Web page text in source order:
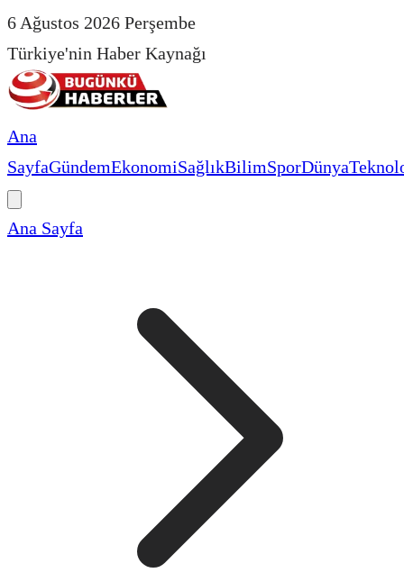
6 Ağustos 2026 Perşembe
Türkiye'nin Haber Kaynağı
Ana
SayfaGündemEkonomiSağlıkBilimSporDünya
Ana Sayfa